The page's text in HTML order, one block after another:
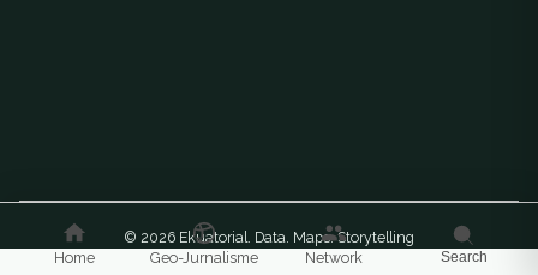
© 2026 Ekuatorial. Data. Maps. Storytelling
Home
Geo-Jurnalisme Network Search